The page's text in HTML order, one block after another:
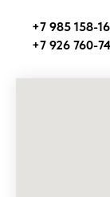
+7 985 158-
+7 926 760-